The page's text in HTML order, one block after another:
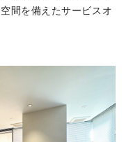
間を備えたサービスオ